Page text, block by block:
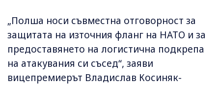
„Полша носи съвместна отговорност за
защитата на източния фланг на НАТО и за
предоставянето на логистична подкрепа
на атакувания си съсед“, заяви
вицепремиерът Владислав Косиняк-